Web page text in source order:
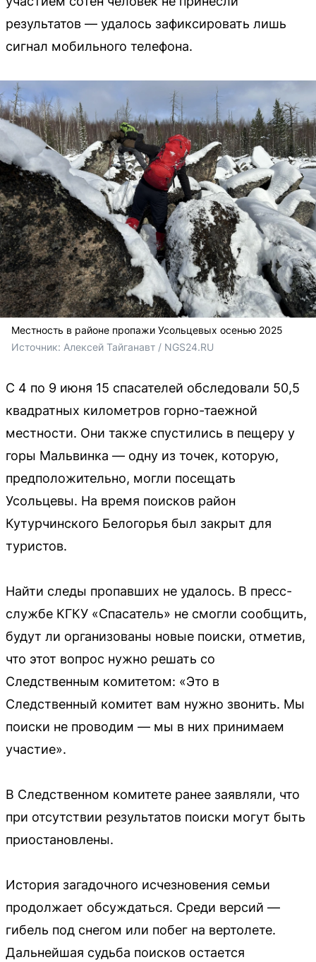
результатов — удалось зафиксировать лишь
сигнал мобильного телефона.
Местность в районе пропажи Усольцевых осенью 2025
Источник: Алексей Тайганавт / NGS24.RU
С 4 по 9 июня 15 спасателей обследовали 50,5
квадратных километров горно-таежной
местности. Они также спустились в пещеру у
горы Мальвинка — одну из точек, которую,
предположительно, могли посещать
Усольцевы. На время поисков район
Кутурчинского Белогорья был закрыт для
туристов.
Найти следы пропавших не удалось. В пресс-
службе КГКУ «Спасатель» не смогли сообщить,
будут ли организованы новые поиски, отметив,
что этот вопрос нужно решать со
Следственным комитетом: «Это в
Следственный комитет вам нужно звонить. Мы
поиски не проводим — мы в них принимаем
участие».
В Следственном комитете ранее заявляли, что
при отсутствии результатов поиски могут быть
приостановлены.
История загадочного исчезновения семьи
продолжает обсуждаться. Среди версий —
гибель под снегом или побег на вертолете.
Дальнейшая судьба поисков остается